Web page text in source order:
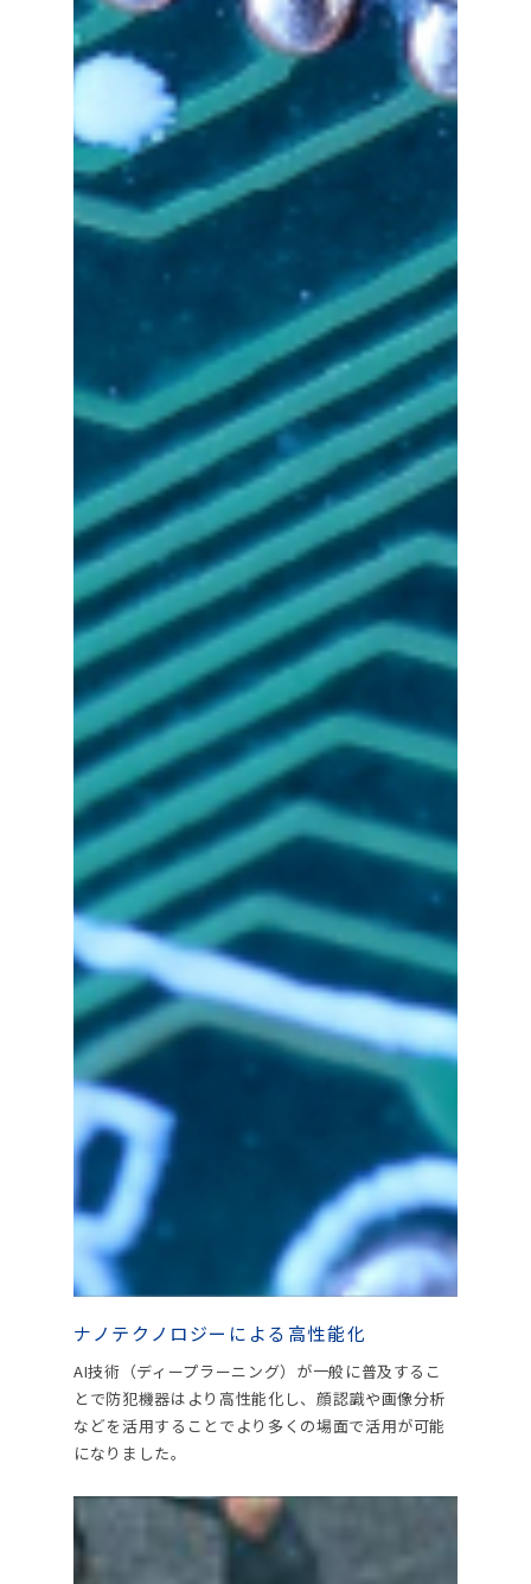
ナノテクノロジーによる高性能化
AI技術（ディープラーニング）が一般に普及するこ
とで防犯機器はより高性能化し、顔認識や画像分析
などを活用することでより多くの場面で活用が可能
になりました。